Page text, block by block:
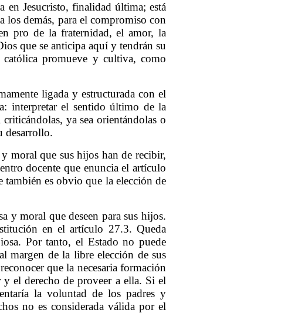
en Jesucristo, finalidad última; está
los demás, para el compromiso con
pro de la fraternidad, el amor, la
que se anticipa aquí y tendrán su
promueve y cultiva, como
ligada y estructurada con el
interpretar el sentido último de la
ya sea orientándolas o
desarrollo.
moral que sus hijos han de recibir,
docente que enuncia el artículo
también es obvio que la elección de
y moral que deseen para sus hijos.
en el artículo 27.3. Queda
Por tanto, el Estado no puede
margen de la libre elección de sus
que la necesaria formación
el derecho de proveer a ella. Si el
la voluntad de los padres y
no es considerada válida por el